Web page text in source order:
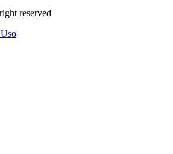
reserved